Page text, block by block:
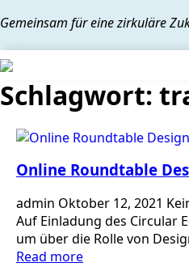
Gemeinsam für eine zirkuläre
Schlagwort:
Online Roundtable
admin Oktober 12, 2021
Auf Einladung des Circular
um über die Rolle von
Read more